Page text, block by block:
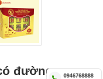
đường 0946768888